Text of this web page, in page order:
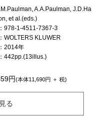
A.A.Paulman, J.D.Ha
et al.(eds.)
：978-1-4511-7367-3
：WOLTERS KLUWER
：2014年
：442pp.(13illus.)
円(本体11,690円 ＋ 税)
る